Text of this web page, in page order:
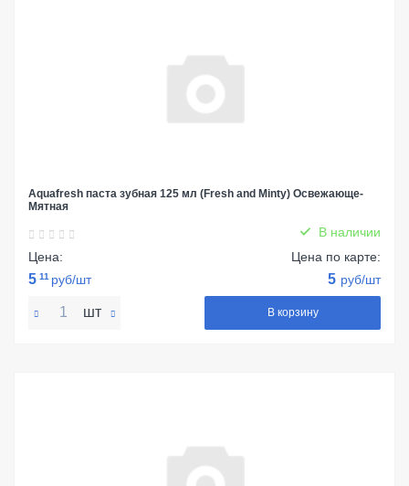
Aquafresh паста зубная 125 мл (Fresh and Minty) Освежающе-
Мятная
В наличии
Цена:
5 11 руб/шт
Цена по карте:
5 руб/шт
шт В корзину